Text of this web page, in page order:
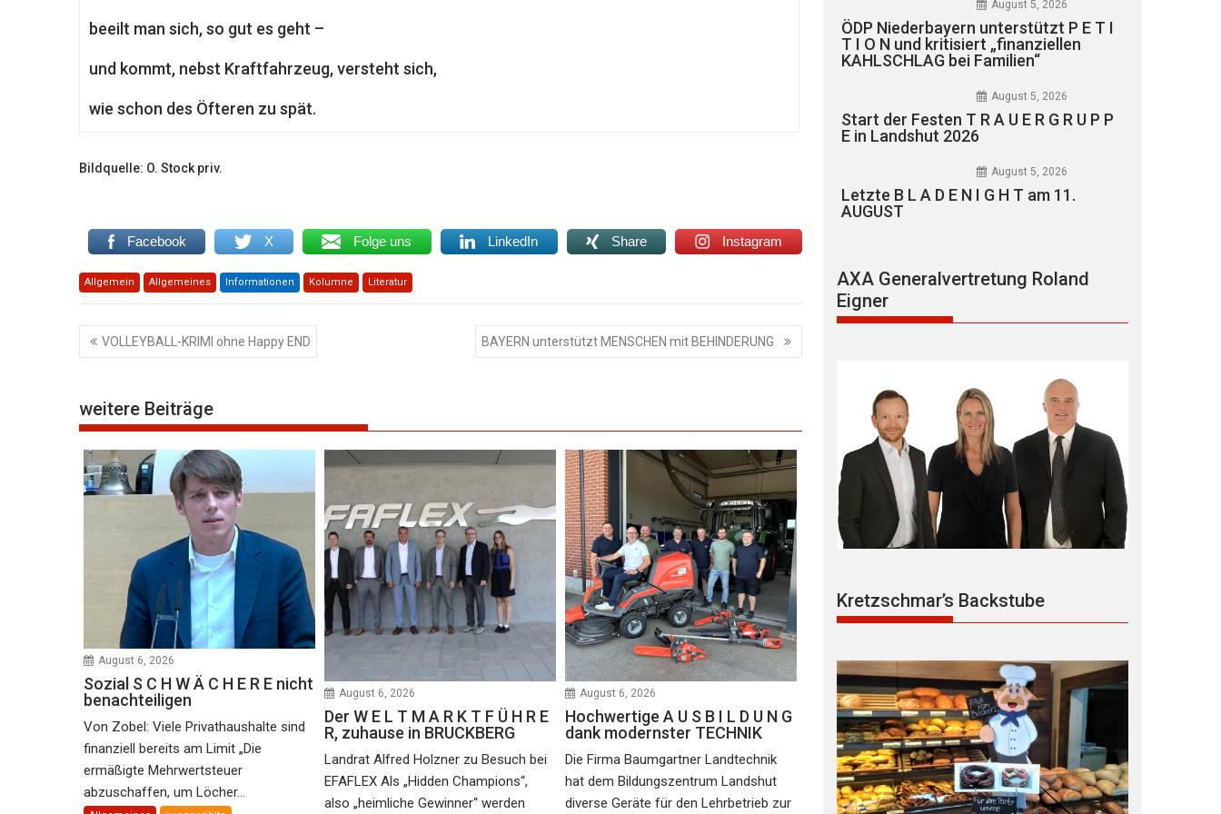
beeilt man sich, so gut es geht –
und kommt, nebst Kraftfahrzeug, versteht sich,
wie schon des Öfteren zu spät.
Bildquelle: O. Stock priv.
Facebook X Folge uns LinkedIn Share Instagram
Allgemein Allgemeines Informationen Kolumne Literatur
Beitragsnavigation
VOLLEYBALL-KRIMI ohne Happy END BAYERN unterstützt MENSCHEN mit BEHINDERUNG
weitere Beiträge
August 6, 2026
Sozial S C H W Ä C H E R E nicht
benachteiligen
Von Zobel: Viele Privathaushalte sind
finanziell bereits am Limit „Die
ermäßigte Mehrwertsteuer
abzuschaffen, um Löcher...
August 6, 2026
Der W E L T M A R K T F Ü H R E
R, zuhause in BRUCKBERG
Landrat Alfred Holzner zu Besuch bei
EFAFLEX Als „Hidden Champions“,
also „heimliche Gewinner“ werden
August 6, 2026
Hochwertige A U S B I L D U N G
dank modernster TECHNIK
Die Firma Baumgartner Landtechnik
hat dem Bildungszentrum Landshut
diverse Geräte für den Lehrbetrieb zur
August 5, 2026
ÖDP Niederbayern unterstützt P E T I
T I O N und kritisiert „finanziellen
KAHLSCHLAG bei Familien“
August 5, 2026
Start der Festen T R A U E R G R U P P
E in Landshut 2026
August 5, 2026
Letzte B L A D E N I G H T am 11.
AUGUST
AXA Generalvertretung Roland
Eigner
Kretzschmar’s Backstube